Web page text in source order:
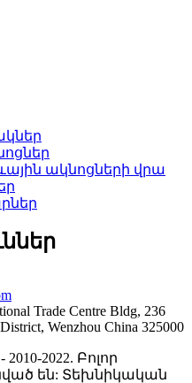
ակնոցների վրա
Trade Centre Bldg, 236
Wenzhou China 325000
2022. Բոլոր
են: Տեխնիկական